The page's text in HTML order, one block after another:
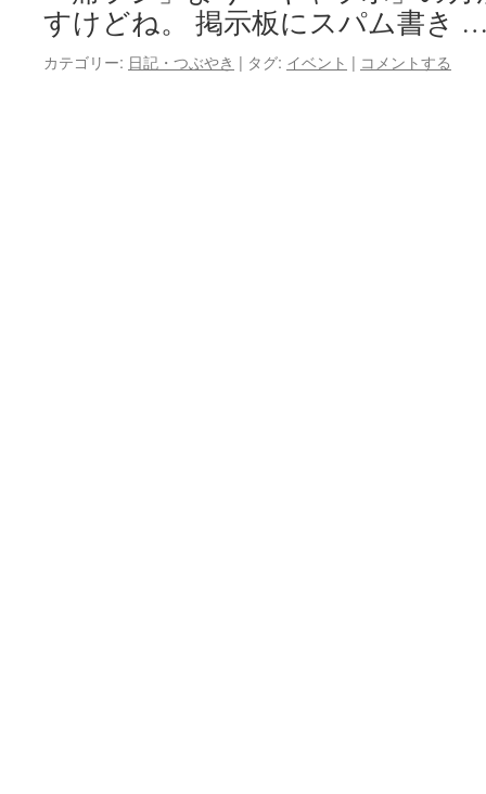
すけどね。 掲示板にスパム書き
カテゴリー: 日記・つぶやき | タグ: イベント | コメントする